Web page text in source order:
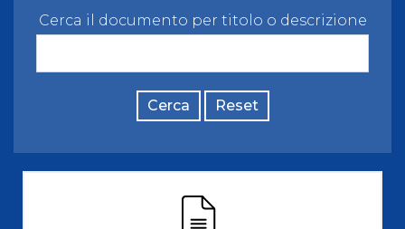
Cerca il documento per titolo o descrizione
Cerca Reset